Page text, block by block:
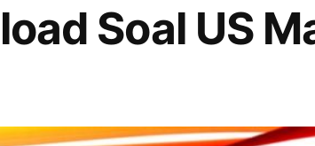
Soal US